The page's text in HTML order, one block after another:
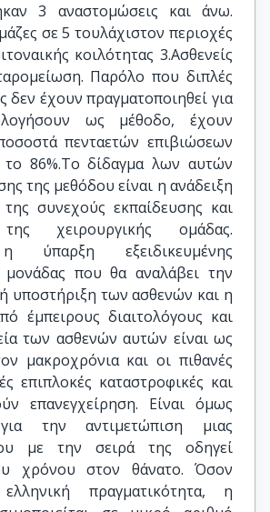
3 αναστομώσεις και άνω.
σε 5 τουλάχιστον περιοχές
κοιλότητας 3.Ασθενείς
Παρόλο που διπλές
δεν έχουν πραγματοποιηθεί για
ως μέθοδο, έχουν
πενταετών επιβιώσεων
86%.Το δίδαγμα λων αυτών
της μεθόδου είναι η ανάδειξη
συνεχούς εκπαίδευσης και
της χειρουργικής ομάδας.
η ύπαρξη εξειδικευμένης
μονάδας που θα αναλάβει την
υποστήριξη των ασθενών και η
έμπειρους διαιτολόγους και
των ασθενών αυτών είναι ως
μακροχρόνια και οι πιθανές
επιπλοκές καταστροφικές και
επανεγχείρηση. Είναι όμως
την αντιμετώπιση μιας
με την σειρά της οδηγεί
χρόνου στον θάνατο. Όσον
πραγματικότητα, η